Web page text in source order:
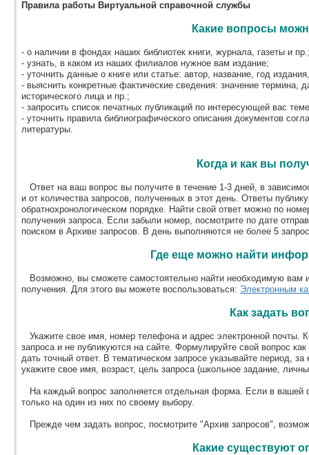
Правила работы Виртуальной справочной службы
Какие вопросы
- о наличии в фондах наших библиотек книги, журнала, газеты и
- узнать, в каком из наших филиалов нужное вам издание;
- уточнить данные о книге или статье: автор, название, год
- выяснить конкретные фактические сведения: значение термина,
исторического лица и пр.;
- запросить список печатных публикаций по интересующей вас
- уточнить правила библиографического описания документов
литературы.
Когда и как вы
Ответ на ваш вопрос вы получите в течение 1-3 дней, в
и от количества запросов, полученных в этот день. Ответы
обратнохронологическом порядке. Найти свой ответ можно по
получения запроса. Если забыли номер, посмотрите по дате
поиском в Архиве запросов. В день выполняются не более 5
Где еще можно найти
Возможно, вы сможете самостоятельно найти необходимую
получения. Для этого вы можете воспользоваться: Электронным
Как задать
Укажите свое имя, номер телефона и адрес электронной почты.
запроса и не публикуются на сайте. Формулируйте свой вопрос
дать точный ответ. В тематическом запросе указывайте период,
укажите свое имя, возраст, цель запроса (школьное задание,
На каждый вопрос заполняется отдельная форма. Если в вашей
только на один из них по своему выбору.
Прежде чем задать вопрос, посмотрите "Архив запросов",
Какие существуют